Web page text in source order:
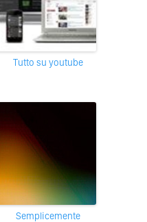
Tutto su youtube
Semplicemente